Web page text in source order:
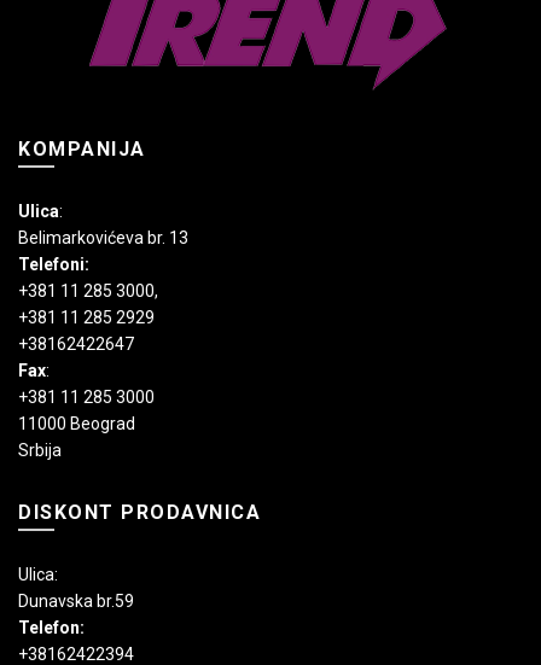
proizvoda.
KOMPANIJA
Ulica:
Belimarkovićeva br. 13
Telefoni:
+381 11 285 3000,
+381 11 285 2929
+38162422647
Fax:
+381 11 285 3000
11000 Beograd
Srbija
DISKONT PRODAVNICA
Ulica:
Dunavska br.59
Telefon:
+38162422394